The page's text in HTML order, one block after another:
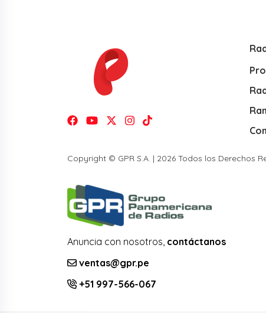
Copyright © GPR S.A. | 2026 Todos los Derechos
Anuncia con nosotros, contáctanos
ventas@gpr.pe
+51 997-566-067